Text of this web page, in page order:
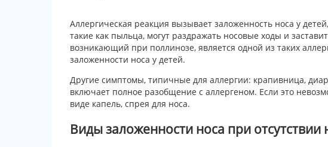
Аллергическая реакция вызывает заложенность носа у
такие как пыльца, могут раздражать носовые ходы и
возникающий при поллинозе, является одной из таких
заложенности носа у детей.
Другие симптомы, типичные для аллергии: крапивница,
включает полное разобщение с аллергеном. Если это
виде капель, спрея для носа.
Виды заложенности носа при отсутствии